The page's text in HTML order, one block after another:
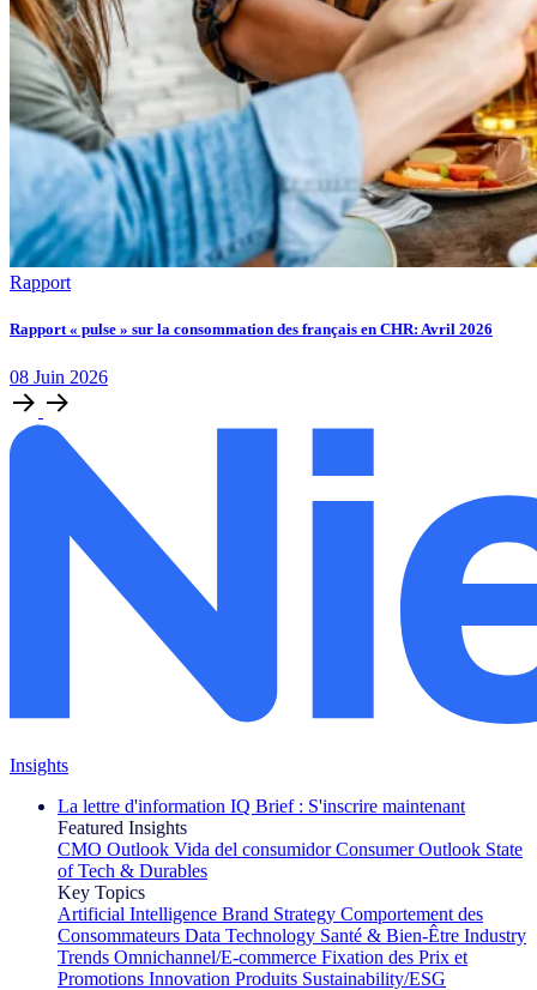
Rapport
Rapport « pulse » sur la consommation des français en CHR: Avril 2026
08 Juin 2026
Insights
La lettre d'information IQ Brief : S'inscrire maintenant
Featured Insights
CMO Outlook Vida del consumidor Consumer Outlook State
of Tech & Durables
Key Topics
Artificial Intelligence Brand Strategy Comportement des
Consommateurs Data Technology Santé & Bien-Être Industry
Trends Omnichannel/E-commerce Fixation des Prix et
Promotions Innovation Produits Sustainability/ESG